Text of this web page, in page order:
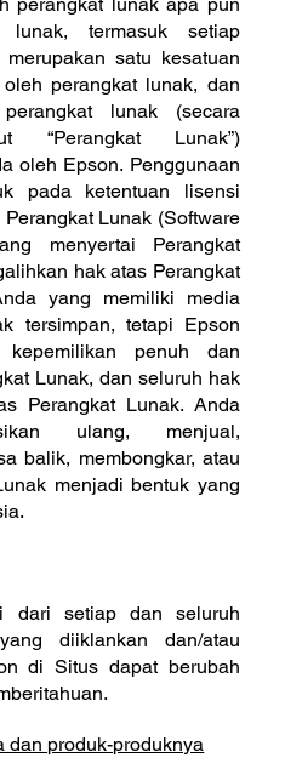
perangkat lunak apa pun
termasuk setiap
satu kesatuan
perangkat lunak, dan
lunak (secara
“Perangkat Lunak”)
oleh Epson. Penggunaan
pada ketentuan lisensi
Lunak (Software
menyertai Perangkat
hak atas Perangkat
yang memiliki media
tersimpan, tetapi Epson
penuh dan
Lunak, dan seluruh hak
Perangkat Lunak. Anda
ulang, menjual,
balik, membongkar, atau
menjadi bentuk yang
dari setiap dan seluruh
diiklankan dan/atau
di Situs dapat berubah
dan produk-produknya